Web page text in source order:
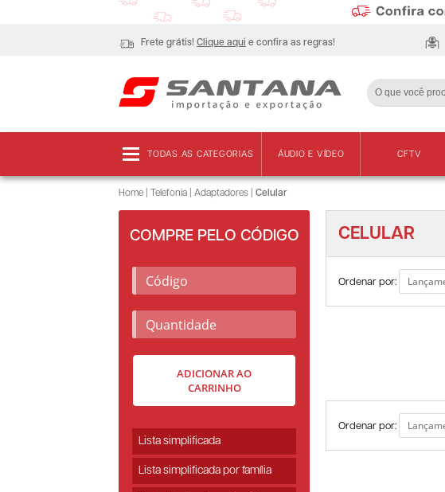
Frete grátis! Clique aqui e confira as regras!
TODAS AS CATEGORIAS ÁUDIO E VÍDEO CFTV
Home Telefonia Adaptadores Celular
COMPRE PELO CÓDIGO
ADICIONAR AO
CARRINHO
Lista simplificada
Lista simplificada por família
CELULAR
Ordenar por:
Ordenar por: